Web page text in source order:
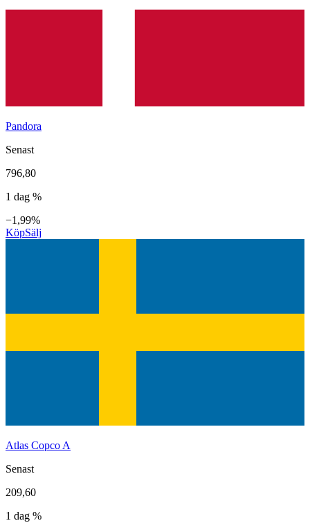
Pandora
Senast
796,80
1 dag %
−1,99%
KöpSälj
Atlas Copco A
Senast
209,60
1 dag %